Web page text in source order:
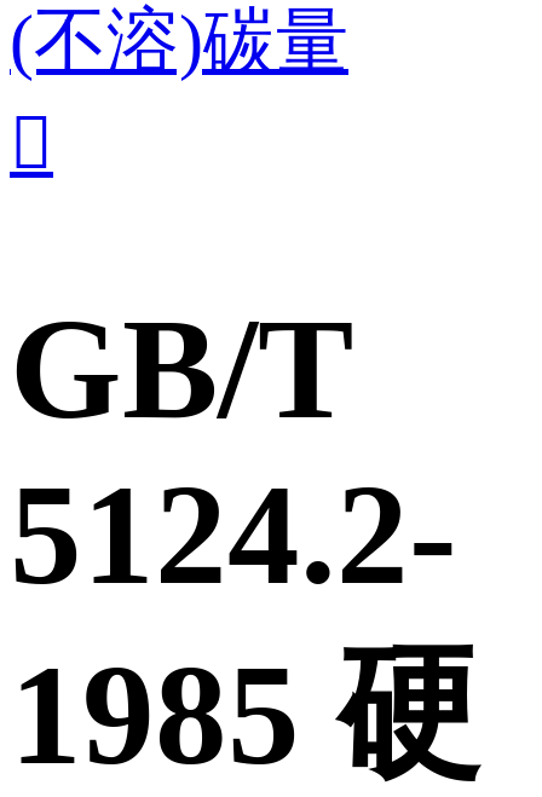
(不溶)碳量

GB/T
5124.2-
1985 硬